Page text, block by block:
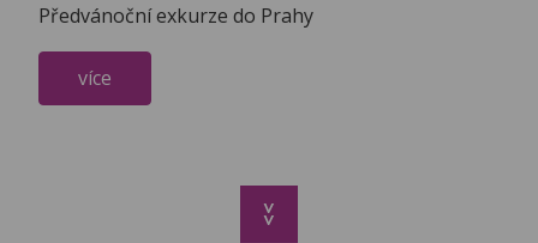
Předvánoční exkurze do Prahy
více
>>